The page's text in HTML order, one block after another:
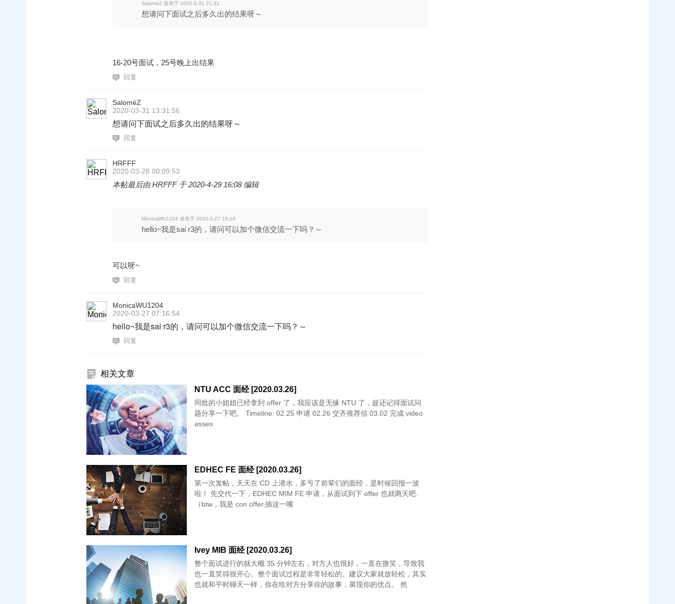
SaloméZ 发表于 2020-3-31 21:31
想请问下面试之后多久出的结果呀～
16-20号面试，25号晚上出结果
回复
SaloméZ
2020-03-31 13:31:56
想请问下面试之后多久出的结果呀～
回复
HRFFF
2020-03-28 00:09:53
本帖最后由 HRFFF 于 2020-4-29 16:08 编辑
MonicaWU1204 发表于 2020-3-27 15:16
hello~我是sai r3的，请问可以加个微信交流一下吗？～
可以呀~
回复
MonicaWU1204
2020-03-27 07:16:54
hello~我是sai r3的，请问可以加个微信交流一下吗？～
回复
相关文章
NTU ACC 面经 [2020.03.26]
同批的小姐姐已经拿到 offer 了，我应该是无缘 NTU 了，趁还记得面试问
题分享一下吧。 Timeline: 02.25 申请 02.26 交齐推荐信 03.02 完成 video
asses
EDHEC FE 面经 [2020.03.26]
第一次发帖，天天在 CD 上潜水，多亏了前辈们的面经，是时候回报一波
啦！ 先交代一下，EDHEC MIM FE 申请，从面试到下 offer 也就两天吧.
（btw，我是 con offer,插这一嘴
Ivey MIB 面经 [2020.03.26]
整个面试进行的就大概 35 分钟左右，对方人也很好，一直在微笑，导致我
也一直笑得很开心。整个面试过程是非常轻松的。建议大家就放轻松，其实
也就和平时聊天一样，你在给对方分享你的故事，展现你的优点。 然